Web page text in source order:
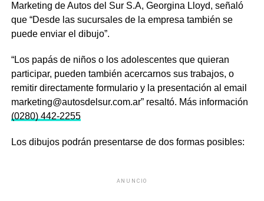
Marketing de Autos del Sur S.A, Georgina Lloyd, señaló
que “Desde las sucursales de la empresa también se
puede enviar el dibujo”.
“Los papás de niños o los adolescentes que quieran
participar, pueden también acercarnos sus trabajos, o
remitir directamente formulario y la presentación al email
marketing@autosdelsur.com.ar” resaltó. Más información
(0280) 442-2255
Los dibujos podrán presentarse de dos formas posibles:
ANUNCIO